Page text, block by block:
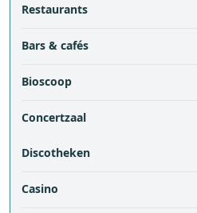
Restaurants
Bars & cafés
Bioscoop
Concertzaal
Discotheken
Casino